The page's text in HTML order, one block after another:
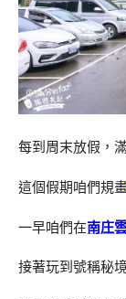
每到周末放假，
這個假期咱們規
一早咱們在南庄
接著玩到號稱秘